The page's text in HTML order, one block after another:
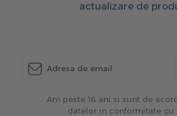
actualizare de
Am peste 16 ani si sunt de
datelor in conformitate